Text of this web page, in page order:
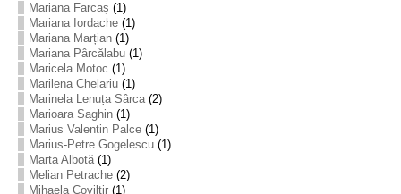
Mariana Farcaș (1)
Mariana Iordache(1)
Mariana Marțian(1)
Mariana Pârcălabu(1)
Maricela Motoc (1)
Marilena Chelariu(1)
Marinela Lenuța Sârca(2)
Marioara Saghin(1)
Marius Valentin Palce(1)
Marius-Petre Gogelescu(1)
Marta Albotă(1)
Melian Petrache(2)
Mihaela Coviltir(1)